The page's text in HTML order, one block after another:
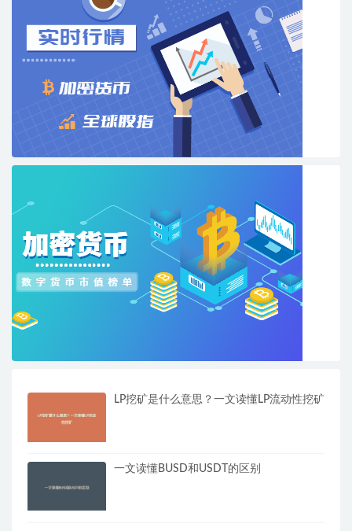
LP挖矿是什么意思？一文读懂LP流动性挖矿
一文读懂BUSD和USDT的区别